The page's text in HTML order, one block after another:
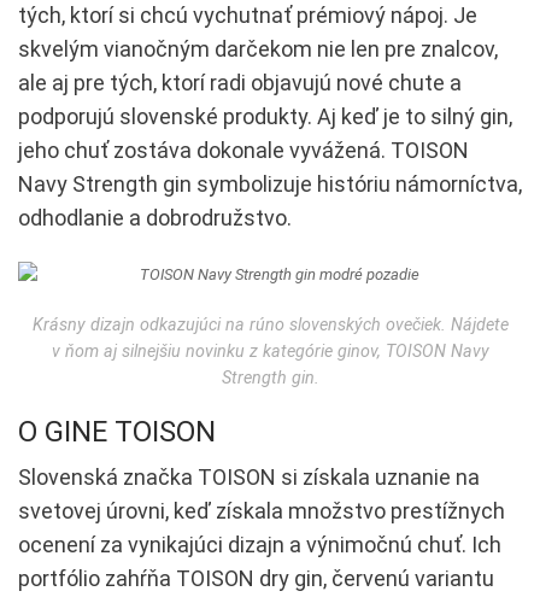
tých, ktorí si chcú vychutnať prémiový nápoj. Je
skvelým vianočným darčekom nie len pre znalcov,
ale aj pre tých, ktorí radi objavujú nové chute a
podporujú slovenské produkty. Aj keď je to silný gin,
jeho chuť zostáva dokonale vyvážená. TOISON
Navy Strength gin symbolizuje históriu námorníctva,
odhodlanie a dobrodružstvo.
Krásny dizajn odkazujúci na rúno slovenských ovečiek. Nájdete
v ňom aj silnejšiu novinku z kategórie ginov, TOISON Navy
Strength gin.
O GINE TOISON
Slovenská značka TOISON si získala uznanie na
svetovej úrovni, keď získala množstvo prestížnych
ocenení za vynikajúci dizajn a výnimočnú chuť. Ich
portfólio zahŕňa TOISON dry gin, červenú variantu